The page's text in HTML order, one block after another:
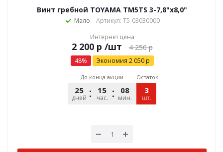
Винт гребной TOYAMA TM5TS 3-7,8"x8,0"
Мало
Артикул: T5-03030000
Интернет цена
р /шт 4 250р
48% Экономия 2 050р
До конца акции
25
дней
15
час.
08
мин.
54
сек.
Остаток
3
шт.